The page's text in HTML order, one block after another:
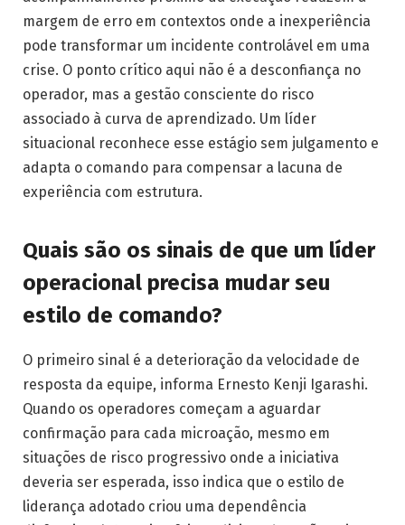
margem de erro em contextos onde a inexperiência
pode transformar um incidente controlável em uma
crise. O ponto crítico aqui não é a desconfiança no
operador, mas a gestão consciente do risco
associado à curva de aprendizado. Um líder
situacional reconhece esse estágio sem julgamento e
adapta o comando para compensar a lacuna de
experiência com estrutura.
Quais são os sinais de que um líder
operacional precisa mudar seu
estilo de comando?
O primeiro sinal é a deterioração da velocidade de
resposta da equipe, informa Ernesto Kenji Igarashi.
Quando os operadores começam a aguardar
confirmação para cada microação, mesmo em
situações de risco progressivo onde a iniciativa
deveria ser esperada, isso indica que o estilo de
liderança adotado criou uma dependência